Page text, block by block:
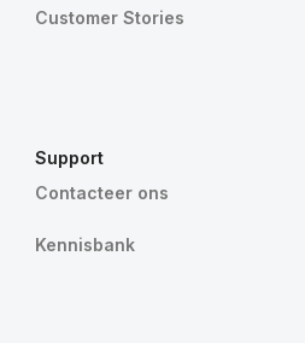
Customer Stories
Support
Contacteer ons
Kennisbank